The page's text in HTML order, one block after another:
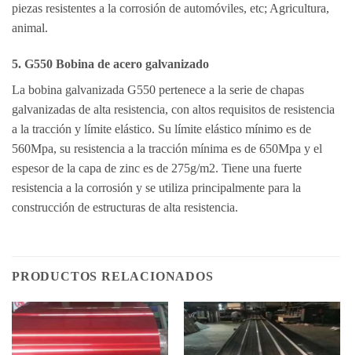
piezas resistentes a la corrosión de automóviles, etc; Agricultura,
animal.
5. G550 Bobina de acero galvanizado
La bobina galvanizada G550 pertenece a la serie de chapas
galvanizadas de alta resistencia, con altos requisitos de resistencia
a la tracción y límite elástico. Su límite elástico mínimo es de
560Mpa, su resistencia a la tracción mínima es de 650Mpa y el
espesor de la capa de zinc es de 275g/m2. Tiene una fuerte
resistencia a la corrosión y se utiliza principalmente para la
construcción de estructuras de alta resistencia.
PRODUCTOS RELACIONADOS